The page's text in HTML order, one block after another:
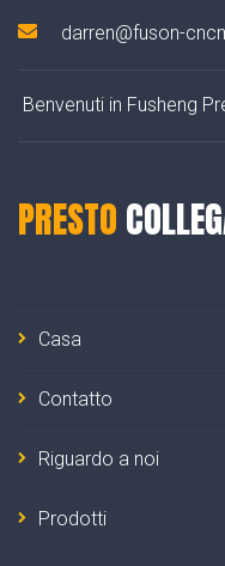
darren@fuson-
Benvenuti in Fusheng
PRESTO
Casa
Contatto
Riguardo a noi
Prodotti